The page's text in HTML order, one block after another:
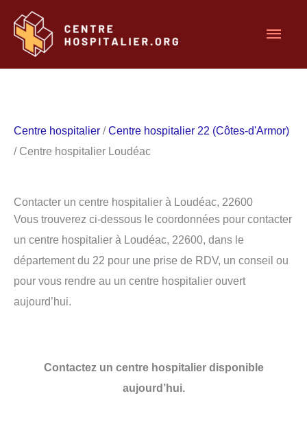
contenu
Centre hospitalier /Centre hospitalier 22 (Côtes-d'Armor)
/ Centre hospitalier Loudéac
Contacter un centre hospitalier à Loudéac, 22600
Vous trouverez ci-dessous le coordonnées pour contacter
un centre hospitalier à Loudéac, 22600, dans le
département du 22 pour une prise de RDV, un conseil ou
pour vous rendre au un centre hospitalier ouvert
aujourd’hui.
Contactez un centre hospitalier disponible
aujourd’hui.